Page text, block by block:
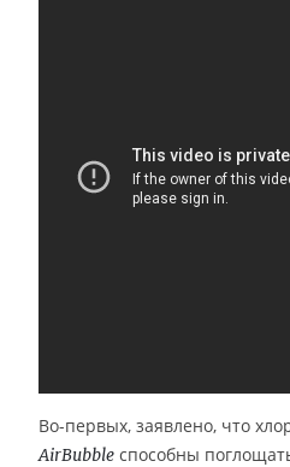
Во-первых, заявлено, что
AirBubble способны